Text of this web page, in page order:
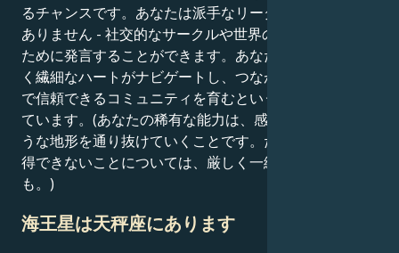
るチャンスです。あなたは派手なリーダーになる必要は
ありません - 社交的なサークルや世界の調和を促進する
ために発言することができます。あなたには、その美し
く繊細なハートがナビゲートし、つながりを築き、安全
で信頼できるコミュニティを育むという使命が与えられ
ています。(あなたの稀有な能力は、感情を揺さぶるよ
うな地形を通り抜けていくことです。たとえ、自分が納
得できないことについては、厳しく一線を引きながらで
も。)
海王星は天秤座にあります